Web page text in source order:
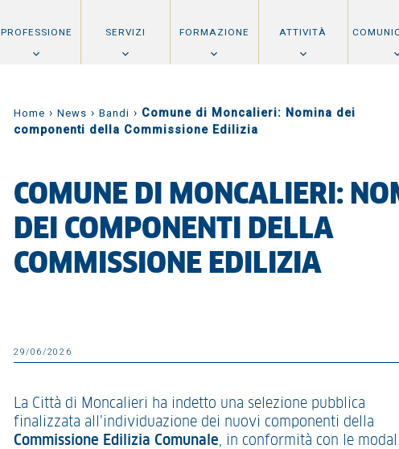
PROFESSIONE SERVIZI FORMAZIONE ATTIVITÀ
Home › News › Bandi › Comune di Moncalieri: Nomina dei
componenti della Commissione Edilizia
COMUNE DI MONCALIERI:
DEI COMPONENTI DELLA
COMMISSIONE EDILIZIA
29/06/2026
La Città di Moncalieri ha indetto una selezione pubblica
finalizzata all’individuazione dei nuovi componenti della
Commissione Edilizia Comunale, in conformità con le